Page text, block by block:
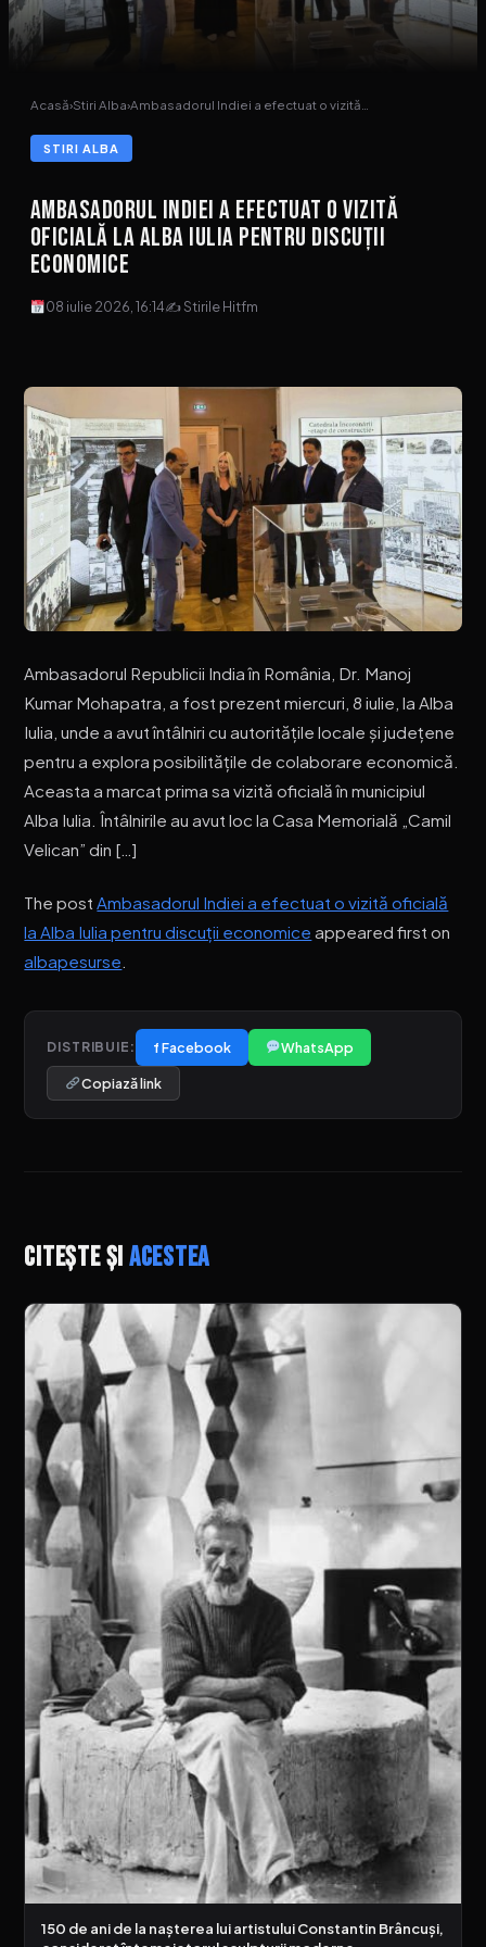
Acasă›Stiri Alba›Ambasadorul Indiei a efectuat o vizită…
STIRI ALBA
Ambasadorul Indiei a efectuat o vizită
oficială la Alba Iulia pentru discuții
economice
08 iulie 2026, 16:14✍ Stirile Hitfm
Ambasadorul Republicii India în România, Dr. Manoj
Kumar Mohapatra, a fost prezent miercuri, 8 iulie, la Alba
Iulia, unde a avut întâlniri cu autoritățile locale și județene
pentru a explora posibilitățile de colaborare economică.
Aceasta a marcat prima sa vizită oficială în municipiul
Alba Iulia. Întâlnirile au avut loc la Casa Memorială „Camil
Velican” din […]
The post Ambasadorul Indiei a efectuat o vizită oficială
la Alba Iulia pentru discuții economice appeared first on
albapesurse
DISTRIBUIE: f Facebook WhatsApp
Copiază link
Citește șiacestea
150 de ani de la nașterea lui artistului Constantin Brâncuși,